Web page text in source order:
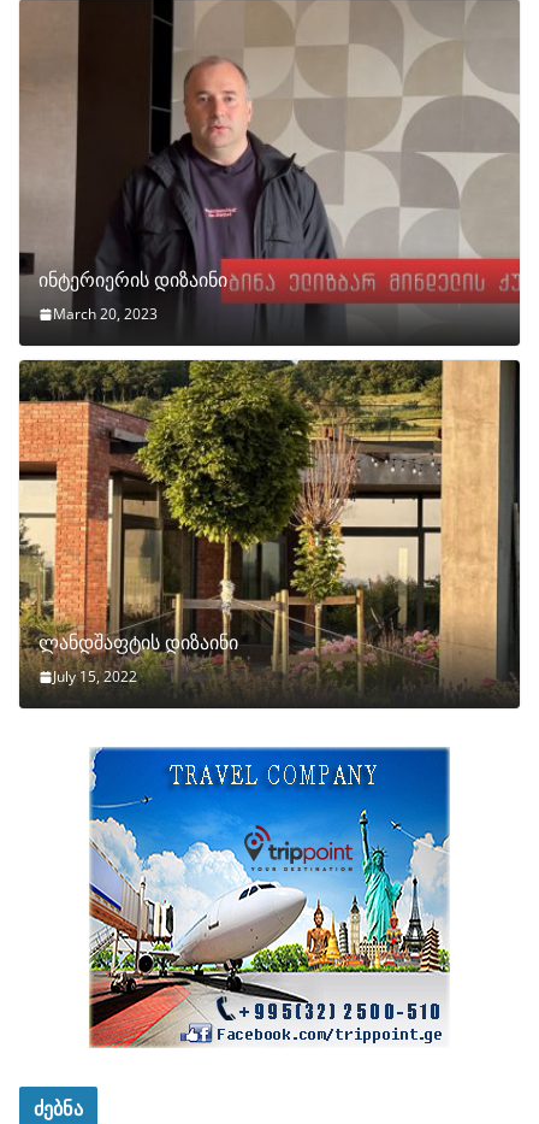
ინტერიერის დიზაინი
March 20, 2023
ლანდშაფტის დიზაინი
July 15, 2022
ძებნა